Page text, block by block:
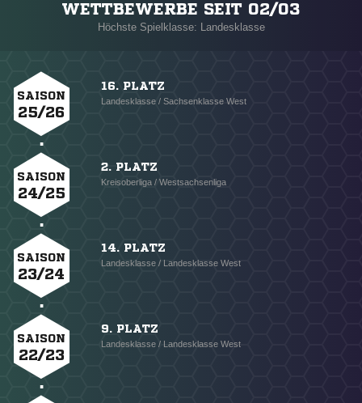
WETTBEWERBE SEIT 02/03
Höchste Spielklasse: Landesklasse
SAISON
25/26
16. PLATZ
Landesklasse / Sachsenklasse West
SAISON
24/25
2. PLATZ
Kreisoberliga / Westsachsenliga
SAISON
23/24
14. PLATZ
Landesklasse / Landesklasse West
SAISON
22/23
9. PLATZ
Landesklasse / Landesklasse West